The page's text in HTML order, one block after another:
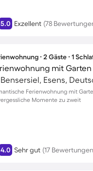
5.0 Exzellent (78
∙ 2 Gäste ∙ 1
mit Garten
Bensersiel, Esens,
Ferienwohnung mit
Momente zu zweit
4.0 Sehr gut (17